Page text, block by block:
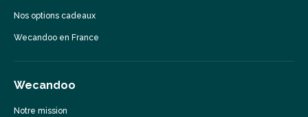
Nos options cadeaux
Wecandoo en France
Wecandoo
Notre mission